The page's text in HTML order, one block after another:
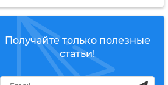
Получайте только полезные
статьи!